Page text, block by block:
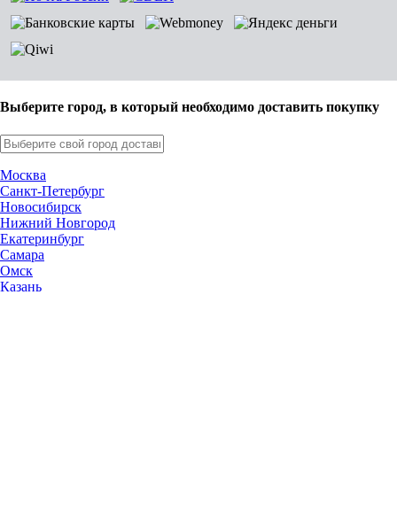
Выберите город, в который необходимо доставить покупку
Москва
Санкт-Петербург
Новосибирск
Нижний Новгород
Екатеринбург
Самара
Омск
Казань